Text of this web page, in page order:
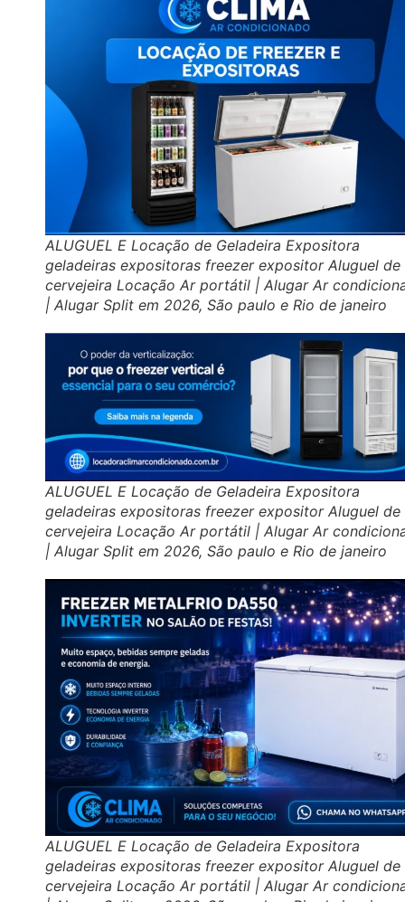
ALUGUEL E Locação de Geladeira Expositora
geladeiras expositoras freezer expositor Aluguel de
cervejeira Locação Ar portátil | Alugar Ar
| Alugar Split em 2026, São paulo e Rio de janeiro
ALUGUEL E Locação de Geladeira Expositora
geladeiras expositoras freezer expositor Aluguel de
cervejeira Locação Ar portátil | Alugar Ar
| Alugar Split em 2026, São paulo e Rio de janeiro
ALUGUEL E Locação de Geladeira Expositora
geladeiras expositoras freezer expositor Aluguel de
cervejeira Locação Ar portátil | Alugar Ar